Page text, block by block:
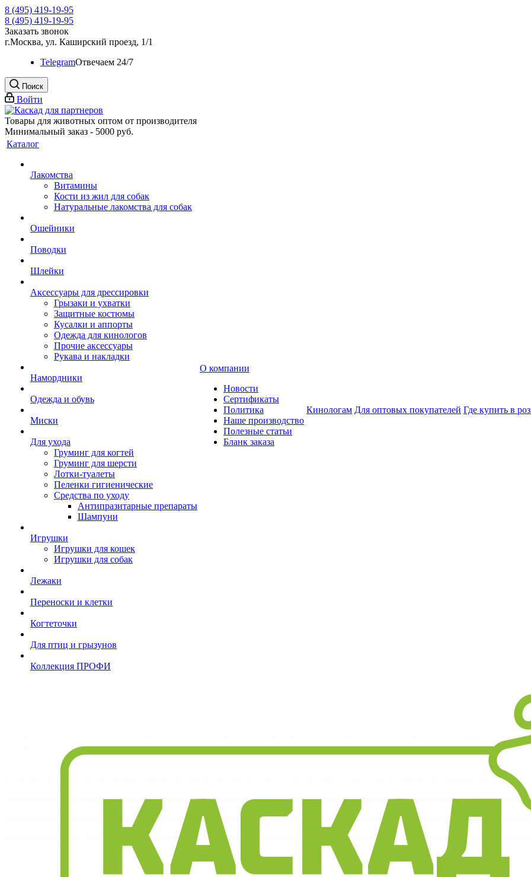
8 (495) 419-19-95
8 (495) 419-19-95
Заказать звонок
г.Москва, ул. Каширский проезд, 1/1
TelegramOтвечаем 24/7
Поиск
Войти
Товары для животных оптом от производителя
Минимальный заказ - 5000 руб.
Каталог
Лакомства
Витамины
Кости из жил для собак
Натуральные лакомства для собак
Ошейники
Поводки
Шлейки
Аксессуары для дрессировки
Грызаки и ухватки
Защитные костюмы
Кусалки и аппорты
Одежда для кинологов
Прочие аксессуары
Рукава и накладки
Намордники
Одежда и обувь
Миски
Для ухода
Груминг для когтей
Груминг для шерсти
Лотки-туалеты
Пеленки гигиенические
Средства по уходу
Антипразитарные препараты
Шампуни
Игрушки
Игрушки для кошек
Игрушки для собак
Лежаки
Переноски и клетки
Когтеточки
Для птиц и грызунов
Коллекция ПРОФИ
О компании
Новости
Сертификаты
Политика
Наше производство
Полезные статьи
Бланк заказа
Кинологам Для оптовых покупателей Где купить в